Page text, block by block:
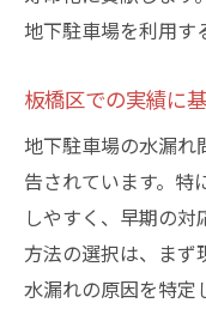
地下駐車場を利用す
板橋区での実績に
地下駐車場の水漏れ
告されています。特
しやすく、早期の
方法の選択は、まず
水漏れの原因を特定